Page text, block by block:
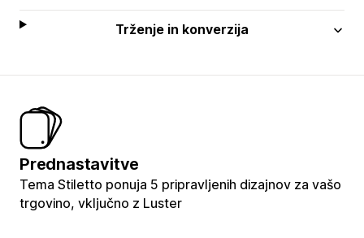
Trženje in konverzija
Prednastavitve
Tema Stiletto ponuja 5 pripravljenih dizajnov za vašo
trgovino, vključno z Luster